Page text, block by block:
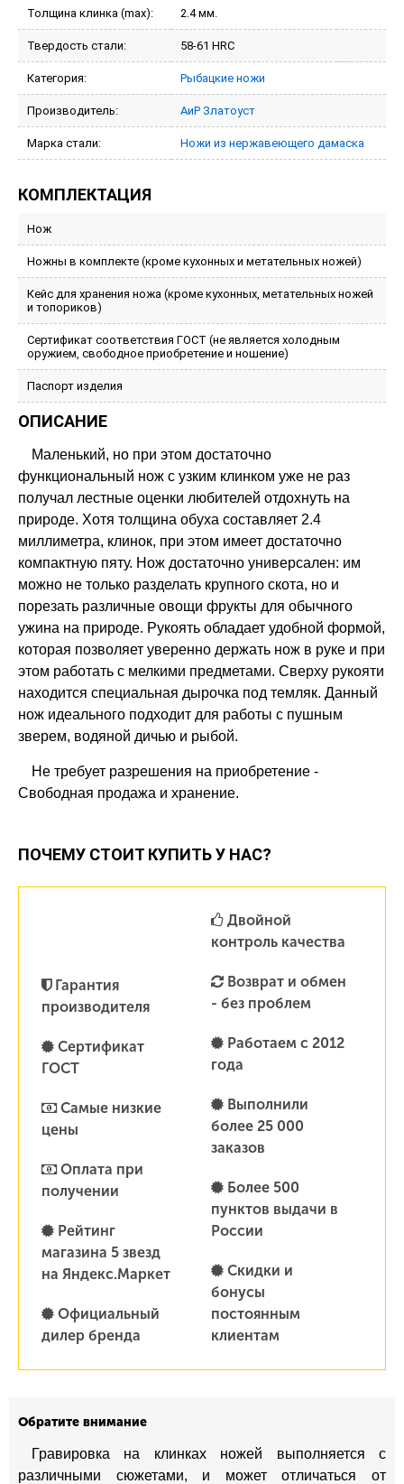
Толщина клинка (max): 2.4 мм.
Твердость стали: 58-61 HRC
Категория: Рыбацкие ножи
Производитель: АиР Златоуст
Марка стали: Ножи из нержавеющего дамаска
КОМПЛЕКТАЦИЯ
Нож
Ножны в комплекте (кроме кухонных и метательных ножей)
Кейс для хранения ножа (кроме кухонных, метательных ножей
и топориков)
Сертификат соответствия ГОСТ (не является холодным
оружием, свободное приобретение и ношение)
Паспорт изделия
ОПИСАНИЕ
Маленький, но при этом достаточно
функциональный нож с узким клинком уже не раз
получал лестные оценки любителей отдохнуть на
природе. Хотя толщина обуха составляет 2.4
миллиметра, клинок, при этом имеет достаточно
компактную пяту. Нож достаточно универсален: им
можно не только разделать крупного скота, но и
порезать различные овощи фрукты для обычного
ужина на природе. Рукоять обладает удобной формой,
которая позволяет уверенно держать нож в руке и при
этом работать с мелкими предметами. Сверху рукояти
находится специальная дырочка под темляк. Данный
нож идеального подходит для работы с пушным
зверем, водяной дичью и рыбой.
Не требует разрешения на приобретение -
Свободная продажа и хранение.
ПОЧЕМУ СТОИТ КУПИТЬ У НАС?
Гарантия
производителя
Сертификат
ГОСТ
Самые низкие
цены
Оплата при
получении
Рейтинг
магазина 5 звезд
на Яндекс.Маркет
Официальный
дилер бренда
Двойной
контроль качества
Возврат и обмен
- без проблем
Работаем с 2012
года
Выполнили
более 25 000
заказов
Более 500
пунктов выдачи в
России
Скидки и
бонусы
постоянным
клиентам
Обратите внимание
Гравировка на клинках ножей выполняется с
различными сюжетами, и может отличаться от